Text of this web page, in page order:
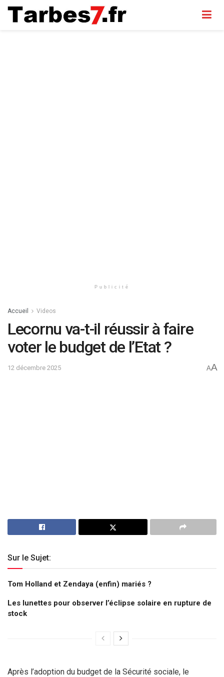
Publicité
Accueil Videos
Lecornu va-t-il réussir à faire
voter le budget de l’Etat ?
12 décembre 2025 AA
Sur le Sujet:
Tom Holland et Zendaya (enfin) mariés ?
Les lunettes pour observer l’éclipse solaire en rupture de
stock
Après l’adoption du budget de la Sécurité sociale, le